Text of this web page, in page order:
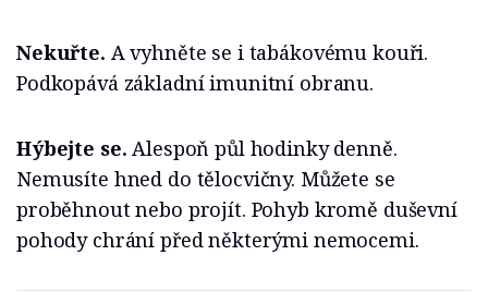
Nekuřte. A vyhněte se i tabákovému kouři.
Podkopává základní imunitní obranu.
Hýbejte se.Alespoň půl hodinky denně.
Nemusíte hned do tělocvičny. Můžete se
proběhnout nebo projít. Pohyb kromě duševní
pohody chrání před některými nemocemi.